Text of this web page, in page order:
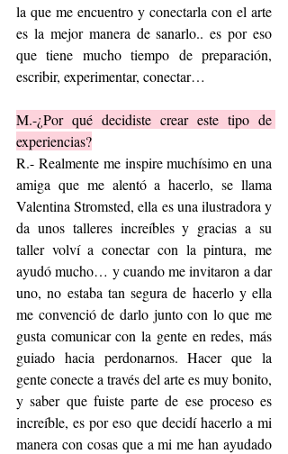
la que me encuentro y conectarla con el arte
es la mejor manera de sanarlo.. es por eso
que tiene mucho tiempo de preparación,
escribir, experimentar, conectar…
M.-¿Por qué decidiste crear este tipo de
experiencias?
R.- Realmente me inspire muchísimo en una
amiga que me alentó a hacerlo, se llama
Valentina Stromsted, ella es una ilustradora y
da unos talleres increíbles y gracias a su
taller volví a conectar con la pintura, me
ayudó mucho… y cuando me invitaron a dar
uno, no estaba tan segura de hacerlo y ella
me convenció de darlo junto con lo que me
gusta comunicar con la gente en redes, más
guiado hacia perdonarnos. Hacer que la
gente conecte a través del arte es muy bonito,
y saber que fuiste parte de ese proceso es
increíble, es por eso que decidí hacerlo a mi
manera con cosas que a mi me han ayudado